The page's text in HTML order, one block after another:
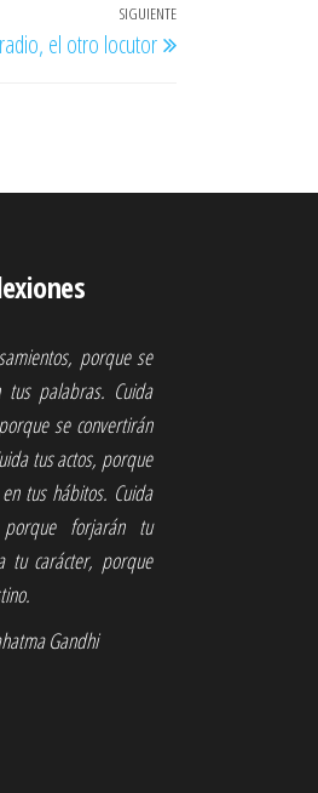
Entrada
siguiente
SIGUIENTE
el otro locutor
porque se
tus palabras. Cuida
se convertirán
tus actos, porque
tus hábitos. Cuida
forjarán tu
tu carácter, porque
Gandhi